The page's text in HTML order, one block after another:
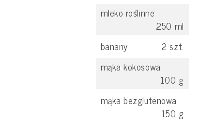
mleko roślinne
250 ml
banany
2 szt.
mąka kokosowa
100 g
mąka bezglutenowa
150 g